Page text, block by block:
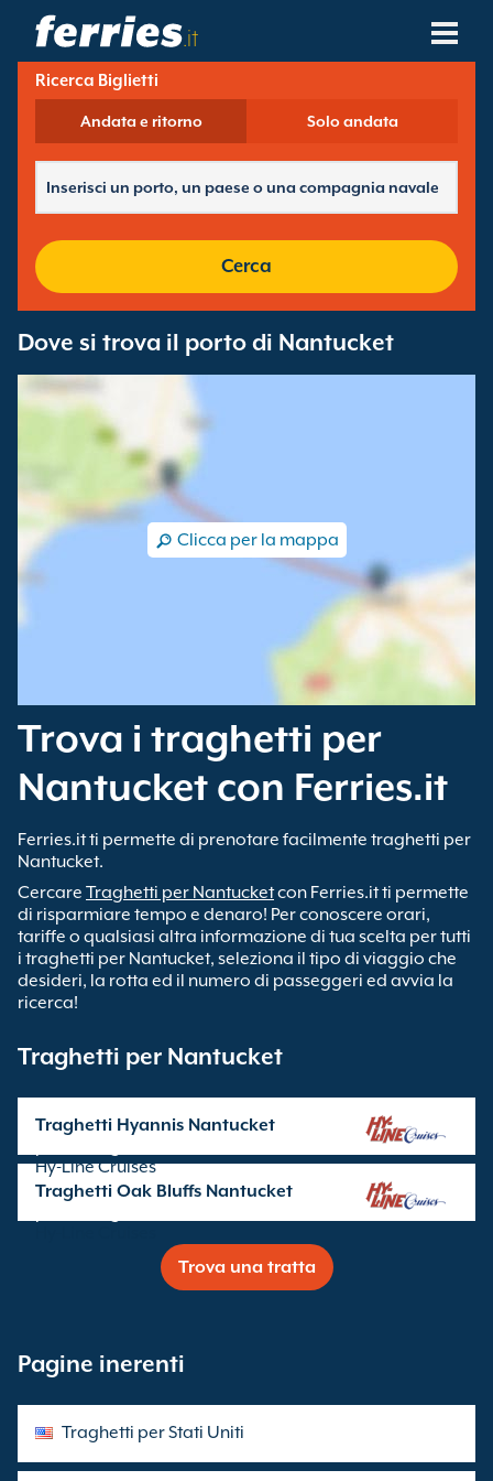
.it
Compagnie Navali
Destinazioni Traghetti
Porti Traghetti
Ricerca Biglietti
Andata e ritorno Solo andata
Cerca
Dove si trova il porto di Nantucket
Clicca per la mappa
Trova i traghetti per
Nantucket con Ferries.it
Ferries.it ti permette di prenotare facilmente traghetti per
Nantucket.
Cercare Traghetti per Nantucketcon Ferries.it ti permette
di risparmiare tempo e denaro! Per conoscere orari,
tariffe o qualsiasi altra informazione di tua scelta per tutti
i traghetti per Nantucket, seleziona il tipo di viaggio che
desideri, la rotta ed il numero di passeggeri ed avvia la
ricerca!
Traghetti per Nantucket
Traghetti Hyannis Nantucket
Hy-Line Cruises
Traghetti Oak Bluffs Nantucket
Trova una tratta
Pagine inerenti
Traghetti per Stati Uniti